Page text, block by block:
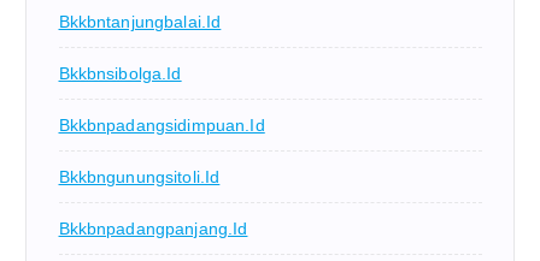
Bkkbntanjungbalai.id
Bkkbnsibolga.id
Bkkbnpadangsidimpuan.id
Bkkbngunungsitoli.id
Bkkbnpadangpanjang.id